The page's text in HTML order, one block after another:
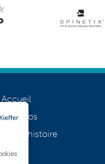
Accueil
A propos
Notre histoire
Jobs